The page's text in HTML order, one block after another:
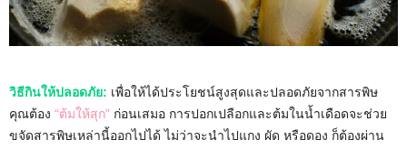
วิธีกินให้ปลอดภัย: เพื่อให้ได้ประโยชน์สูงสุดและปลอดภัยจากสารพิษ
คุณต้อง “ต้มให้สุก” ก่อนเสมอ การปอกเปลือกและต้มในน้ำเดือดจะช่วย
ขจัดสารพิษเหล่านี้ออกไปได้ ไม่ว่าจะนำไปแกง ผัด หรือดอง ก็ต้องผ่าน